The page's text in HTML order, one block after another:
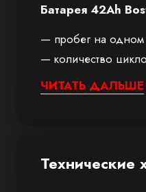
Батарея 42Ah
— пробег на одном
— количество
— ресурс батареи
— зарядное
ЧИТАТЬ ДАЛЬШЕ
Технические